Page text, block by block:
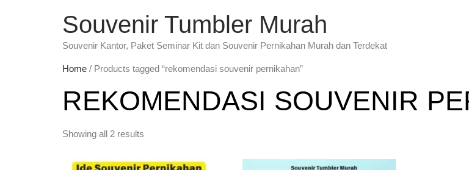
Souvenir Tumbler Murah
Souvenir Kantor, Paket Seminar Kit dan Souvenir Pernikahan Murah dan Terdekat
Home / Products tagged “rekomendasi souvenir pernikahan”
REKOMENDASI SOUVENIR
Showing all 2 results